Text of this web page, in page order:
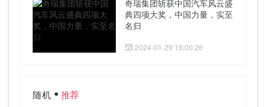
奇瑞集团斩获中国汽车风云盛
典四项大奖，中国力量，实至
名归
2024-01-29 16:00:26
随机 推荐